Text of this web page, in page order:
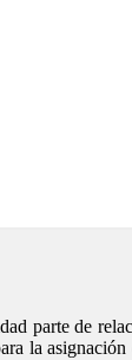
parte de
la